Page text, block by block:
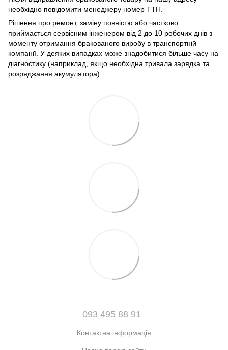
необхідно повідомити менеджеру номер ТТН.
Рішення про ремонт, заміну повністю або частково
приймається сервісним інженером від 2 до 10 робочих днів з
моменту отримання бракованого виробу в транспортній
компанії. У деяких випадках може знадобитися більше часу на
діагностику (наприклад, якщо необхідна тривала зарядка та
розряджання акумулятора).
093 495 88 91
Контактна інформація